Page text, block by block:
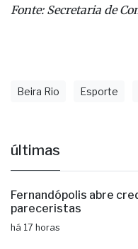
Fonte: Secretaria de
Beira Rio Esporte
últimas
Fernandópolis abre
pareceristas
há 17 horas